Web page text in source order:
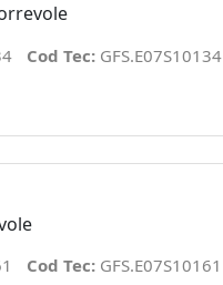
Cod Tec: GFS.E07S10134
Cod Tec: GFS.E07S10161